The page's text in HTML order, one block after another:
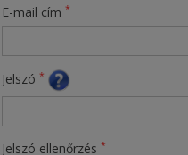
E-mail cím *
Jelszó *
Jelszó ellenőrzés *